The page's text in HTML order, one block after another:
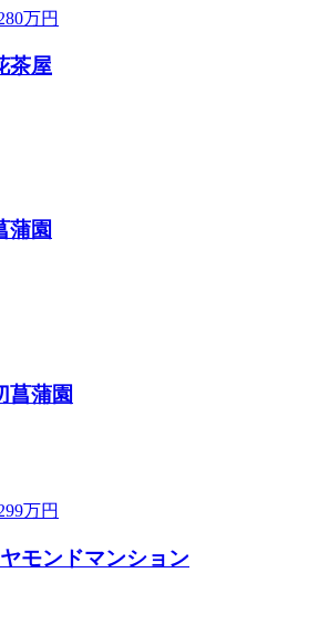
万円
茶屋
蒲園
菖蒲園
万円
モンドマンション